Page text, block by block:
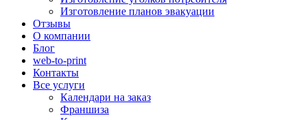
Изготовление планов эвакуации
Отзывы
О компании
Блог
web-to-print
Контакты
Все услуги
Календари на заказ
Франшиза